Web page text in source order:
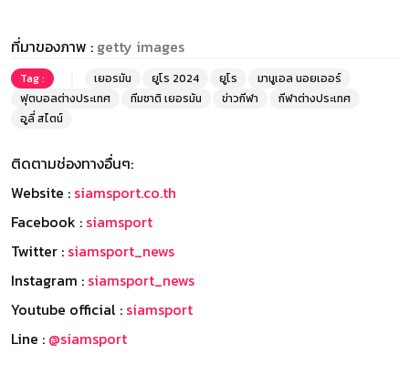
ที่มาของภาพ : getty images
Tag : เยอรมัน ยูโร 2024 ยูโร
มานูเอล นอยเออร์
ฟุตบอลต่างประเทศ
ทีมชาติ เยอรมัน ข่าวกีฬา
กีฬาต่างประเทศ
อูลี่ สไตน์
ติดตามช่องทางอื่นๆ:
Website : siamsport.co.th
Facebook : siamsport
Twitter : siamsport_news
Instagram : siamsport_news
Youtube official : siamsport
Line : @siamsport